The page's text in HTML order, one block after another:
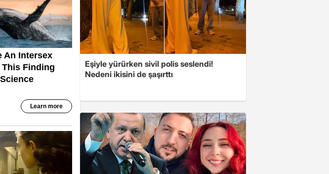
Eşiyle yürürken sivil polis seslendi!
Nedeni ikisini de şaşırttı